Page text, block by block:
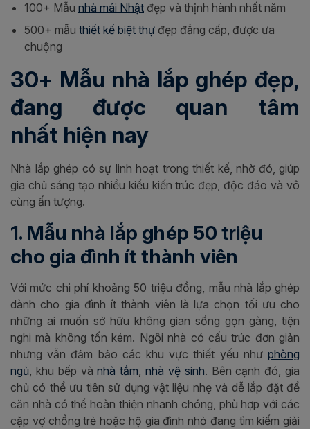
100+ Mẫu nhà mái Nhật đẹp và thịnh hành nhất năm
500+ mẫu thiết kế biệt thự đẹp đẳng cấp, được ưa
chuộng
30+ Mẫu nhà lắp ghép đẹp,
đang được quan tâm
nhất hiện nay
Nhà lắp ghép có sự linh hoạt trong thiết kế, nhờ đó, giúp
gia chủ sáng tạo nhiều kiểu kiến trúc đẹp, độc đáo và vô
cùng ấn tượng.
1. Mẫu nhà lắp ghép 50 triệu
cho gia đình ít thành viên
Với mức chi phí khoảng 50 triệu đồng, mẫu nhà lắp ghép
dành cho gia đình ít thành viên là lựa chọn tối ưu cho
những ai muốn sở hữu không gian sống gọn gàng, tiện
nghi mà không tốn kém. Ngôi nhà có cấu trúc đơn giản
nhưng vẫn đảm bảo các khu vực thiết yếu như phòng
ngủ, khu bếp vànhà tắm,nhà vệ sinh. Bên cạnh đó, gia
chủ có thể ưu tiên sử dụng vật liệu nhẹ và dễ lắp đặt để
căn nhà có thể hoàn thiện nhanh chóng, phù hợp với các
cặp vợ chồng trẻ hoặc hộ gia đình nhỏ đang tìm kiếm giải